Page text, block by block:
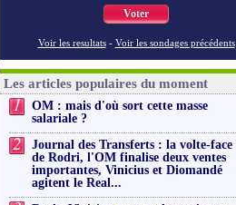
Voter
Voir les resultats - Voir les sondages précédents
Les articles populaires du moment
1
OM : mais d'où sort cette masse
salariale ?
2
Journal des Transferts : la volte-face
de Rodri, l'OM finalise deux ventes
importantes, Vinicius et Diomandé
agitent le Real...